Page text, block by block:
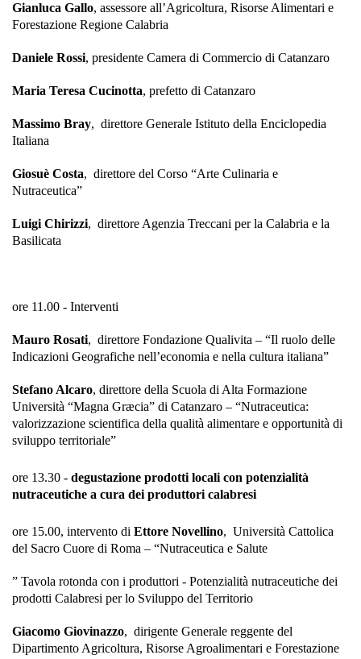
Gianluca Gallo, assessore all’Agricoltura, Risorse Alimentari e
Forestazione Regione Calabria
Daniele Rossi, presidente Camera di Commercio di Catanzaro
Maria Teresa Cucinotta, prefetto di Catanzaro
Massimo Bray, direttore Generale Istituto della Enciclopedia
Italiana
Giosuè Costa, direttore del Corso “Arte Culinaria e
Nutraceutica”
Luigi Chirizzi, direttore Agenzia Treccani per la Calabria e la
Basilicata
ore 11.00 - Interventi
Mauro Rosati, direttore Fondazione Qualivita – “Il ruolo delle
Indicazioni Geografiche nell’economia e nella cultura italiana”
Stefano Alcaro, direttore della Scuola di Alta Formazione
Università “Magna Græcia” di Catanzaro – “Nutraceutica:
valorizzazione scientifica della qualità alimentare e opportunità di
sviluppo territoriale”
ore 13.30 - degustazione prodotti locali con potenzialità
nutraceutiche a cura dei produttori calabresi
ore 15.00, intervento di Ettore Novellino, Università Cattolica
del Sacro Cuore di Roma – “Nutraceutica e Salute
” Tavola rotonda con i produttori - Potenzialità nutraceutiche dei
prodotti Calabresi per lo Sviluppo del Territorio
Giacomo Giovinazzo, dirigente Generale reggente del
Dipartimento Agricoltura, Risorse Agroalimentari e Forestazione